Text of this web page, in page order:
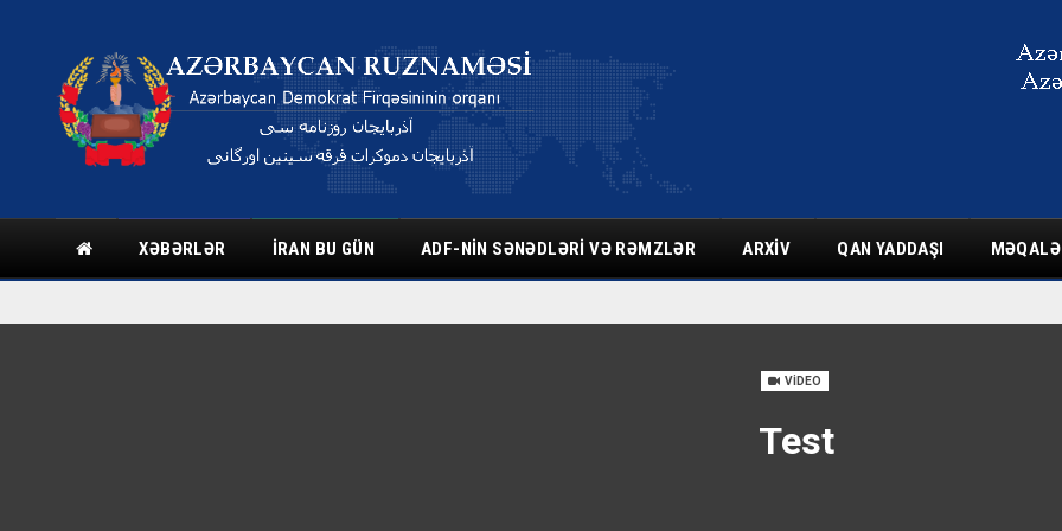
XƏBƏRLƏR İRAN BU GÜN ADF-NIN SƏNƏDLƏRI VƏ RƏMZLƏR ARXIV QAN YADDAŞI
VIDEO
Test